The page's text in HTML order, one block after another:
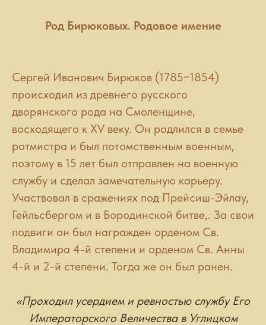
Род Бирюковых. Родовое имение
Сергей Иванович Бирюков (1785−1854)
происходил из древнего русского
дворянского рода на Смоленщине,
восходящего к XV веку. Он родлился в семье
ротмистра и был потомственным военным,
поэтому в 15 лет был отправлен на военную
службу и сделал замечательную карьеру.
Участвовал в сражениях под Прейсиш-Эйлау,
Гейльсбергом и в Бородинской битве,. За свои
подвиги он был награжден орденом Св.
Владимира 4-й степени и орденом Св. Анны
4-й и 2-й степени. Тогда же он был ранен.
«Проходил усердием и ревностью службу Его
Императорского Величества в Углицком